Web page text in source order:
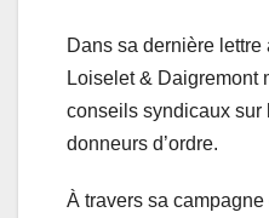
Dans sa dernière
Loiselet & Daigremont
conseils syndicaux sur
donneurs d’ordre.
À travers sa